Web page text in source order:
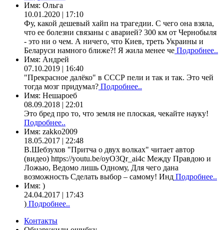
Имя: Ольга
10.01.2020 | 17:10
Фу, какой дешевый хайп на трагедии. С чего она взяла,
что ее болезни связаны с аварией? 300 км от Чернобыля
- это ни о чем. А ничего, что Киев, треть Украины и
Беларуси намного ближе?! Я жила менее че Подробнее..
Имя: Андрей
07.10.2019 | 16:40
"Прекрасное далёко" в СССР пели и так и так. Это чей
тогда мозг придумал? Подробнее..
Имя: Нешароеб
08.09.2018 | 22:01
Это бред про то, что земля не плоская, чекайте науку!
Подробнее..
Имя: zakko2009
18.05.2017 | 22:48
В.Шебзухов "Притча о двух волках" читает автор
(видео) https://youtu.be/oyO3Qr_ai4c Между Правдою и
Ложью, Ведомо лишь Одному, Для чего дана
возможность Сделать выбор – самому! Инд Подробнее..
Имя: )
24.04.2017 | 17:43
) Подробнее..
Контакты